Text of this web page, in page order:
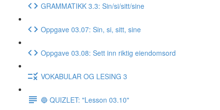
GRAMMATIKK 3.3: Sin/si/sitt/sine
Oppgave 03.07: Sin, si, sitt, sine
Oppgave 03.08: Sett inn riktig eiendomsord
VOKABULAR OG LESING 3
🔵 QUIZLET: "Lesson 03.10"